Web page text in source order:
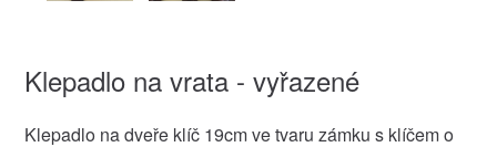
Klepadlo na vrata - vyřazené
Klepadlo na dveře klíč 19cm ve tvaru zámku s klíčem o